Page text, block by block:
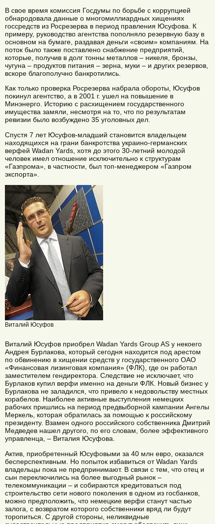
В свое время комиссия Госдумы по борьбе с коррупцией
обнародовала данные о многомиллиардных хищениях
госсредств из Росрезерва в период правления Юсуфова. К
примеру, руководство агентства пополняло резервную базу в
основном на бумаге, раздавая деньги «своим» компаниям. На
поток было также поставлено снабжение предприятий,
которые, получив в долг тонны металлов – никеля, бронзы,
чугуна – продуктов питания – зерна, муки – и других резервов,
вскоре благополучно банкротились.
Как только проверка Росрезерва набрала обороты, Юсуфов
покинул агентство, а в 2001 г. ушел на повышение в
Минэнерго. Историю с расхищением государственного
имущества замяли, несмотря на то, что по результатам
ревизии было возбуждено 35 уголовных дел.
Спустя 7 лет Юсуфов-младший становится владельцем
находящихся на грани банкротства украино-германских
верфей Wadan Yards, хотя до этого 30-летний молодой
человек имел отношение исключительно к структурам
«Газпрома», в частности, был топ-менеджером «Газпром
экспорта».
Виталий Юсуфов
Виталий Юсуфов приобрел Wadan Yards Group AS у некоего
Андрея Бурлакова, который сегодня находится под арестом
по обвинению в хищении средств у государственного ОАО
«Финансовая лизинговая компания» (ФЛК), где он работал
заместителем гендиректора. Следствие не исключает, что
Бурлаков купил верфи именно на деньги ФЛК. Новый бизнес у
Бурлакова не заладился, что привело к недовольству местных
корабелов. Наиболее активные выступления немецких
рабочих пришлись на период предвыборной кампании Ангелы
Меркель, которая обратилась за помощью к российскому
президенту. Взамен одного российского собственника Дмитрий
Медведев нашел другого, по его словам, более эффективного
управленца, – Виталия Юсуфова.
Актив, приобретенный Юсуфовыми за 40 млн евро, оказался
бесперспективным. Но попыток избавиться от Wadan Yards
владельцы пока не предпринимают. В связи с тем, что отец и
сын переключились на более выгодный рынок –
телекоммуникации – и собираются кредитоваться под
строительство сети нового поколения в одном из госбанков,
можно предположить, что немецкие верфи станут частью
залога, с возвратом которого собственники вряд ли будут
торопиться. С другой стороны, неликвидные